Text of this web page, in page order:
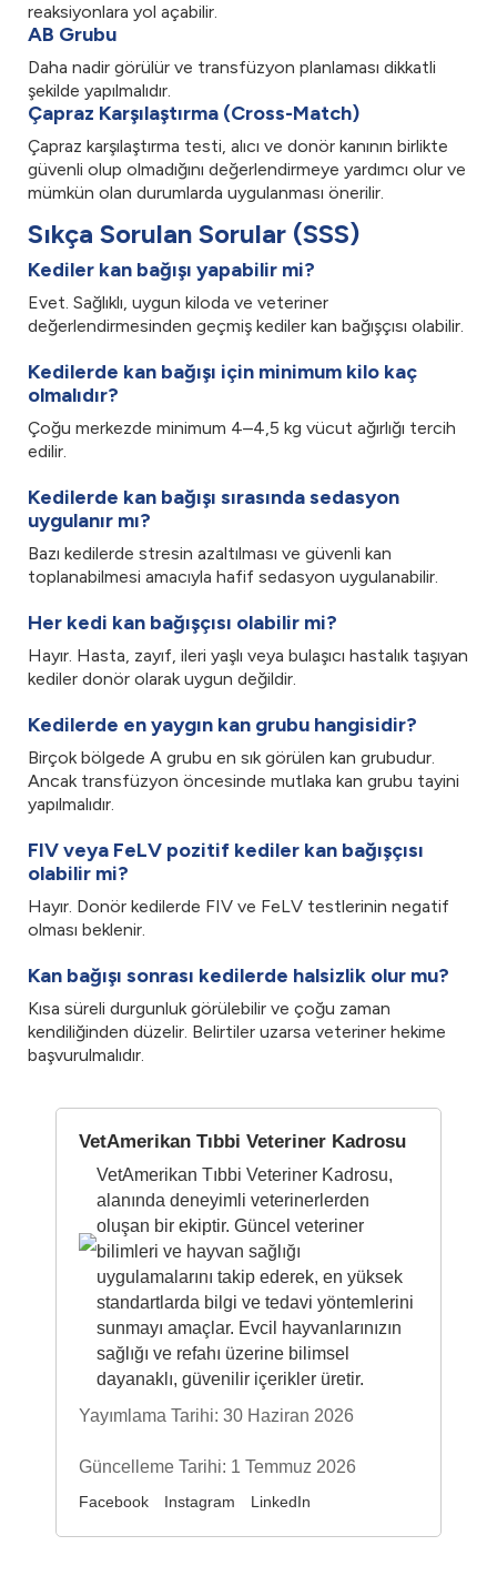
reaksiyonlara yol açabilir.
AB Grubu
Daha nadir görülür ve transfüzyon planlaması dikkatli
şekilde yapılmalıdır.
Çapraz Karşılaştırma (Cross-Match)
Çapraz karşılaştırma testi, alıcı ve donör kanının birlikte
güvenli olup olmadığını değerlendirmeye yardımcı olur ve
mümkün olan durumlarda uygulanması önerilir.
Sıkça Sorulan Sorular (SSS)
Kediler kan bağışı yapabilir mi?
Evet. Sağlıklı, uygun kiloda ve veteriner
değerlendirmesinden geçmiş kediler kan bağışçısı olabilir.
Kedilerde kan bağışı için minimum kilo kaç
olmalıdır?
Çoğu merkezde minimum 4–4,5 kg vücut ağırlığı tercih
edilir.
Kedilerde kan bağışı sırasında sedasyon
uygulanır mı?
Bazı kedilerde stresin azaltılması ve güvenli kan
toplanabilmesi amacıyla hafif sedasyon uygulanabilir.
Her kedi kan bağışçısı olabilir mi?
Hayır. Hasta, zayıf, ileri yaşlı veya bulaşıcı hastalık taşıyan
kediler donör olarak uygun değildir.
Kedilerde en yaygın kan grubu hangisidir?
Birçok bölgede A grubu en sık görülen kan grubudur.
Ancak transfüzyon öncesinde mutlaka kan grubu tayini
yapılmalıdır.
FIV veya FeLV pozitif kediler kan bağışçısı
olabilir mi?
Hayır. Donör kedilerde FIV ve FeLV testlerinin negatif
olması beklenir.
Kan bağışı sonrası kedilerde halsizlik olur mu?
Kısa süreli durgunluk görülebilir ve çoğu zaman
kendiliğinden düzelir. Belirtiler uzarsa veteriner hekime
başvurulmalıdır.
VetAmerikan Tıbbi Veteriner Kadrosu
VetAmerikan Tıbbi Veteriner Kadrosu,
alanında deneyimli veterinerlerden
oluşan bir ekiptir. Güncel veteriner
bilimleri ve hayvan sağlığı
uygulamalarını takip ederek, en yüksek
standartlarda bilgi ve tedavi yöntemlerini
sunmayı amaçlar. Evcil hayvanlarınızın
sağlığı ve refahı üzerine bilimsel
dayanaklı, güvenilir içerikler üretir.
Yayımlama Tarihi: 30 Haziran 2026
Güncelleme Tarihi: 1 Temmuz 2026
Facebook Instagram LinkedIn